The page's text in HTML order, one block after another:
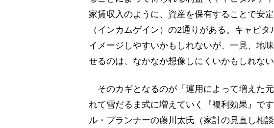
家賃収入のように、資産を保有することで安
（インカムゲイン）の2通りがある。キャピ
イメージしやすいかもしれないが、一見、地
せるのは、なかなか想像しにくいかもしれない
そのカギとなるのが「運用によって増えた
れて雪だるま式に増えていく『複利効果』で
ル・プランナーの藤川太氏（家計の見直し相